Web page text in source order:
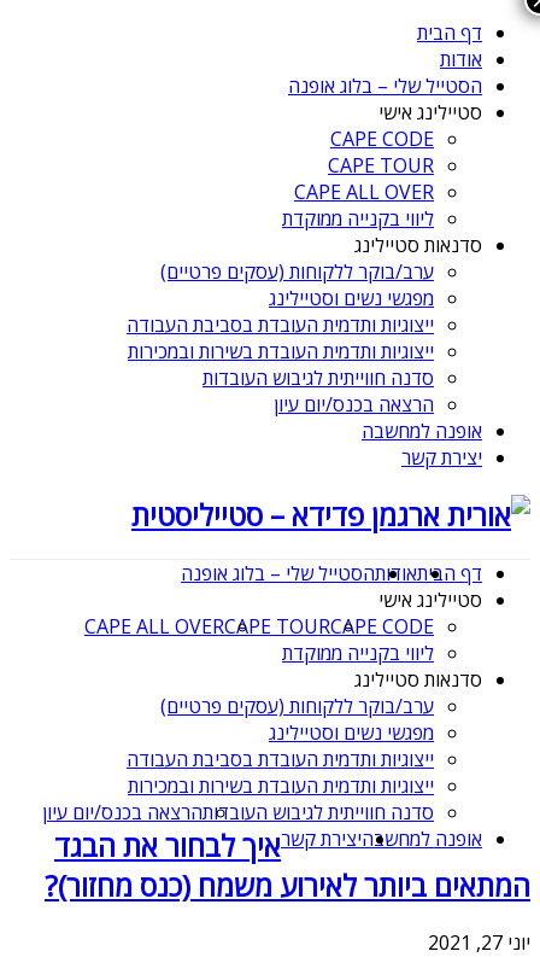
דף הבית
אודות
הסטייל שלי – בלוג אופנה
סטיילינג אישי
CAPE CODE
CAPE TOUR
CAPE ALL OVER
ליווי בקנייה ממוקדת
סדנאות סטיילינג
ערב/בוקר ללקוחות (עסקים פרטיים)
מפגשי נשים וסטיילינג
ייצוגיות ותדמית העובדת בסביבת העבודה
ייצוגיות ותדמית העובדת בשירות ובמכירות
סדנה חווייתית לגיבוש העובדות
הרצאה בכנס/יום עיון
אופנה למחשבה
יצירת קשר
דף הביתאודותהסטייל שלי – בלוג אופנה
סטיילינג אישי
CAPE CODE
CAPE TOUR
CAPE ALL OVER
ליווי בקנייה ממוקדת
סדנאות סטיילינג
ערב/בוקר ללקוחות (עסקים פרטיים)
מפגשי נשים וסטיילינג
ייצוגיות ותדמית העובדת בסביבת העבודה
ייצוגיות ותדמית העובדת בשירות ובמכירות
סדנה חווייתית לגיבוש העובדותהרצאה בכנס/יום עיון
אופנה למחשבהיצירת קשראיך לבחור את הבגד
המתאים ביותר לאירוע משמח (כנס מחזור)?
יוני 27, 2021